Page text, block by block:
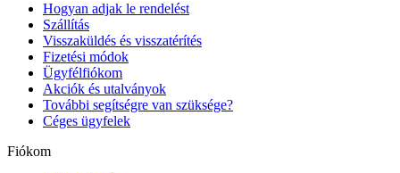
Hogyan adjak le rendelést
Szállítás
Visszaküldés és visszatérítés
Fizetési módok
Ügyfélfiókom
Akciók és utalványok
További segítségre van szüksége?
Céges ügyfelek
Fiókom